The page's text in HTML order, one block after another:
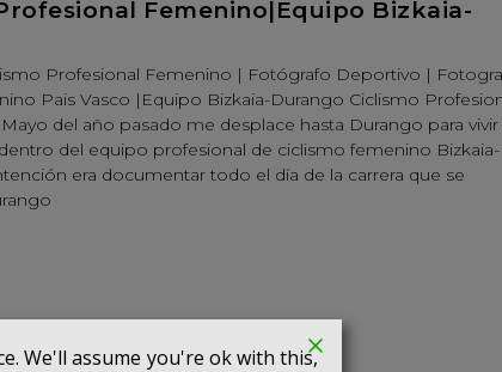
Femenino|Equipo Bizkaia-
Profesional Femenino | Fotógrafo Deportivo |
Pais Vasco |Equipo Bizkaia-Durango Ciclismo
del año pasado me desplace hasta Durango para vivir
del equipo profesional de ciclismo femenino Bizkaia-
era documentar todo el día de la carrera que se
We'll assume you're ok with this,